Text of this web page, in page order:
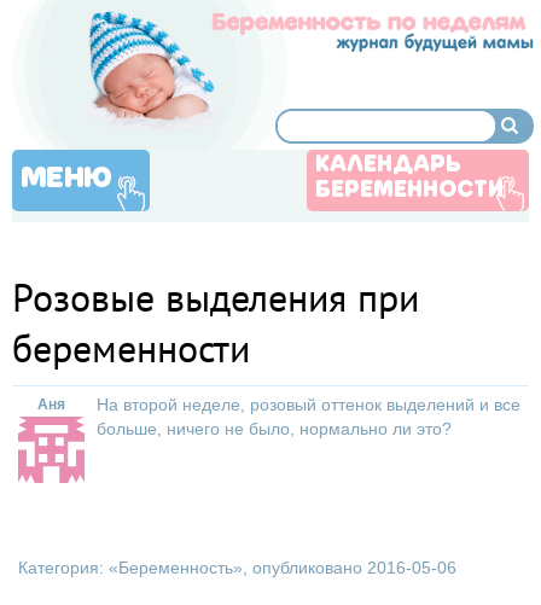
МЕНЮ
КАЛЕНДАРЬ
БЕРЕМЕННОСТИ
Розовые выделения при
беременности
Аня
На второй неделе, розовый оттенок выделений и все
больше, ничего не было, нормально ли это?
Категория: «Беременность», опубликовано 2016-05-06